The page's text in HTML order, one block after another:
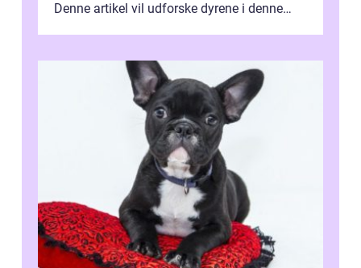
Denne artikel vil udforske dyrene i denne